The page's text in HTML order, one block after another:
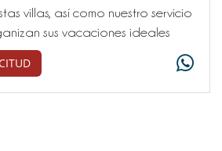
villas, así como nuestro servicio
sus vacaciones ideales